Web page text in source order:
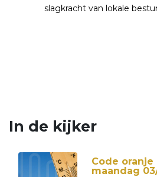
slagkracht van lokale
In de kijker
Code
maandag